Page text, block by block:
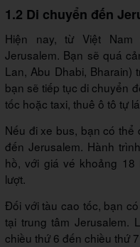
1.2 Di chuyển đến
Hiện nay, từ Việt
Jerusalem. Bạn sẽ quá
Lan, Abu Dhabi, Bharain)
bạn sẽ tiếp tục di chuyển
tốc hoặc taxi, thuê ô tô tự
Nếu đi xe bus, bạn có
đến Jerusalem. Hành
hồ, với giá vé khoảng 18
lượt.
Đối với tàu cao tốc, bạn
tại trung tâm Jerusalem.
chiều thứ 6 đến chiều thứ